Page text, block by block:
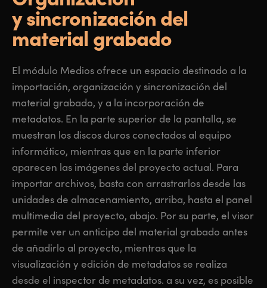
UAE
Ukraine
United Kingdom
United States
UAE
Ukraine
United Kingdom
United States
y sincronización del
material grabado
El módulo Medios ofrece un espacio destinado a la
importación, organización y sincronización del
material grabado, y a la incorporación de
metadatos. En la parte superior de la pantalla, se
muestran los discos duros conectados al equipo
informático, mientras que en la parte inferior
aparecen las imágenes del proyecto actual. Para
importar archivos, basta con arrastrarlos desde las
unidades de almacenamiento, arriba, hasta el panel
multimedia del proyecto, abajo. Por su parte, el visor
permite ver un anticipo del material grabado antes
de añadirlo al proyecto, mientras que la
visualización y edición de metadatos se realiza
desde el inspector de metadatos. a su vez, es posible